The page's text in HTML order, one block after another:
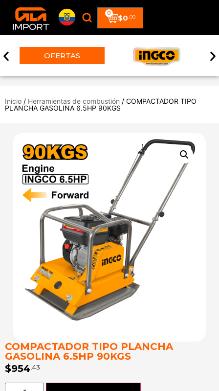
$0 .00
0
OFERTAS
Inicio / Herramientas de combustión / COMPACTADOR TIPO
PLANCHA GASOLINA 6.5HP 90KGS
COMPACTADOR TIPO PLANCHA
GASOLINA 6.5HP 90KGS
$954 .43